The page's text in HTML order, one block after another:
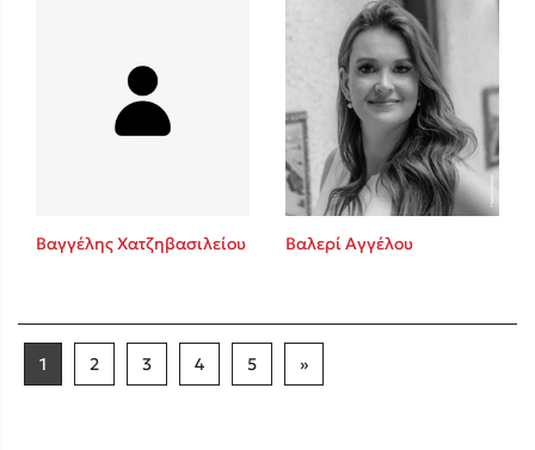
Βαγγέλης Χατζηβασιλείου Βαλερί Αγγέλου
1 2 3 4 5 »